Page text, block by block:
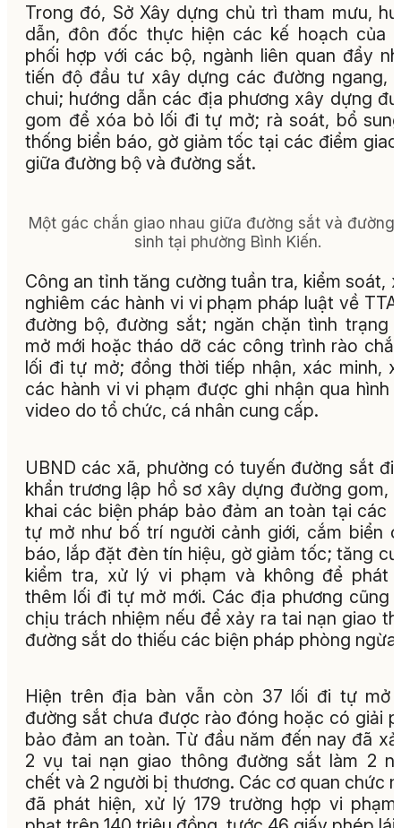
Trong đó, Sở Xây dựng chủ trì tham mưu,
dẫn, đôn đốc thực hiện các kế hoạch của
phối hợp với các bộ, ngành liên quan đẩy
tiến độ đầu tư xây dựng các đường ngang,
chui; hướng dẫn các địa phương xây dựng
gom để xóa bỏ lối đi tự mở; rà soát, bổ
thống biển báo, gờ giảm tốc tại các điểm
giữa đường bộ và đường sắt.
Một gác chắn giao nhau giữa đường sắt và đường
sinh tại phường Bình Kiến.
Công an tỉnh tăng cường tuần tra, kiểm soát,
nghiêm các hành vi vi phạm pháp luật về
đường bộ, đường sắt; ngăn chặn tình trạng
mở mới hoặc tháo dỡ các công trình rào
lối đi tự mở; đồng thời tiếp nhận, xác minh,
các hành vi vi phạm được ghi nhận qua hình
video do tổ chức, cá nhân cung cấp.
UBND các xã, phường có tuyến đường sắt đi
khẩn trương lập hồ sơ xây dựng đường gom,
khai các biện pháp bảo đảm an toàn tại các
tự mở như bố trí người cảnh giới, cắm biển
báo, lắp đặt đèn tín hiệu, gờ giảm tốc; tăng
kiểm tra, xử lý vi phạm và không để phát
thêm lối đi tự mở mới. Các địa phương cũng
chịu trách nhiệm nếu để xảy ra tai nạn giao
đường sắt do thiếu các biện pháp phòng
Hiện trên địa bàn vẫn còn 37 lối đi tự mở
đường sắt chưa được rào đóng hoặc có giải
bảo đảm an toàn. Từ đầu năm đến nay đã
2 vụ tai nạn giao thông đường sắt làm 2
chết và 2 người bị thương. Các cơ quan chức
đã phát hiện, xử lý 179 trường hợp vi